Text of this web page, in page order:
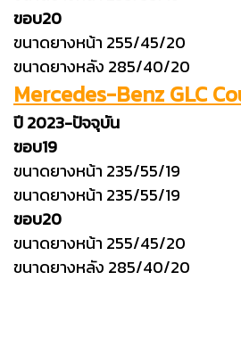
ขอบ20
ขนาดยางหน้า 255/45/20
ขนาดยางหลัง 285/40/20
Mercedes-Benz GLC
ปี 2023-ปัจจุบัน
ขอบ19
ขนาดยางหน้า 235/55/19
ขนาดยางหน้า 235/55/19
ขอบ20
ขนาดยางหน้า 255/45/20
ขนาดยางหลัง 285/40/20